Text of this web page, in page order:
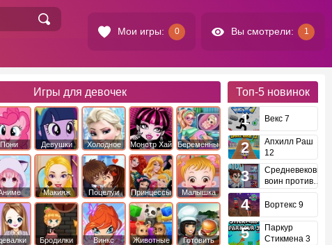
Мои игры: 0 Вы смотрели: 1
Игры для девочек
Пони
это
Девушки
Эквестрии
Холодное
Сердце
Монстр Хай Беременные
Макияж Поцелуи
Принцессы
Диснея
Малышка
Хейзел
Бродилки Винкс Животные
Готовить
Топ-5 новинок
Векс 7
Апхилл Раш
12
Средневековый
воин против
Вортекс 9
Паркур
Стикмена 3